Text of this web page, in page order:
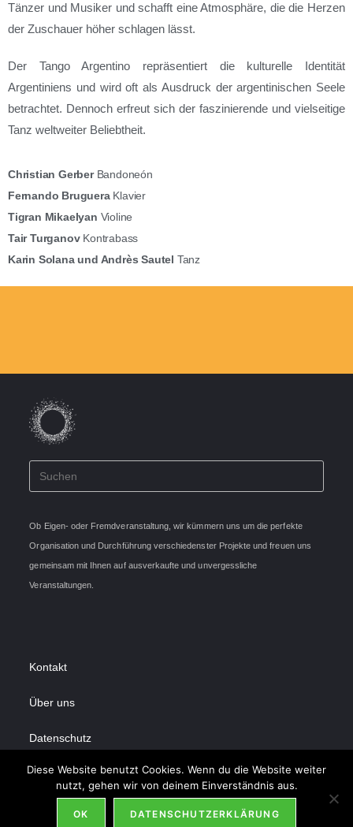
Tänzer und Musiker und schafft eine Atmosphäre, die die Herzen
der Zuschauer höher schlagen lässt.
Der Tango Argentino repräsentiert die kulturelle Identität
Argentiniens und wird oft als Ausdruck der argentinischen Seele
betrachtet. Dennoch erfreut sich der faszinierende und vielseitige
Tanz weltweiter Beliebtheit.
Christian Gerber Bandoneón
Fernando Bruguera Klavier
Tigran Mikaelyan Violine
Tair Turganov Kontrabass
Karin Solana und Andrès Sautel Tanz
Ob Eigen- oder Fremdveranstaltung, wir kümmern uns um die perfekte
Organisation und Durchführung verschiedenster Projekte und freuen uns
gemeinsam mit Ihnen auf ausverkaufte und unvergessliche
Veranstaltungen.
Kontakt
Über uns
Datenschutz
Impressum
Diese Website benutzt Cookies. Wenn du die Website weiter
nutzt, gehen wir von deinem Einverständnis aus.
OK DATENSCHUTZERKLÄRUNG